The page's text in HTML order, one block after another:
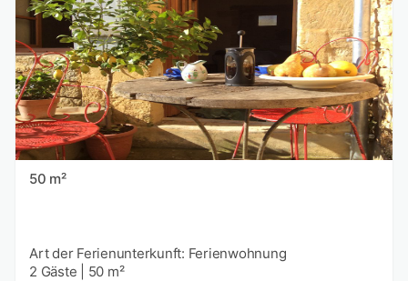
50 m²
Art der Ferienunterkunft: Ferienwohnung
2 Gäste
50 m²